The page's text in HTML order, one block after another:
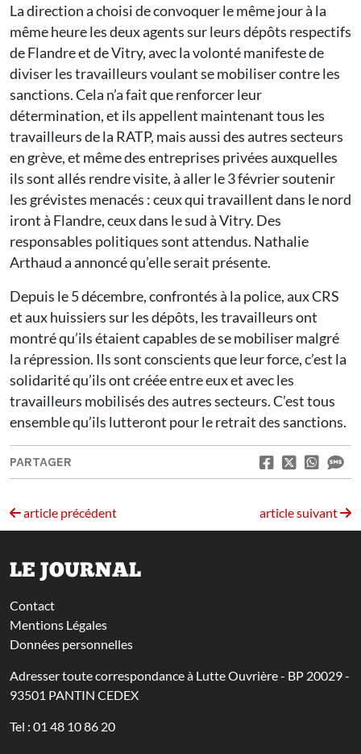
La direction a choisi de convoquer le même jour à la
même heure les deux agents sur leurs dépôts respectifs
de Flandre et de Vitry, avec la volonté manifeste de
diviser les travailleurs voulant se mobiliser contre les
sanctions. Cela n’a fait que renforcer leur
détermination, et ils appellent maintenant tous les
travailleurs de la RATP, mais aussi des autres secteurs
en grève, et même des entreprises privées auxquelles
ils sont allés rendre visite, à aller le 3 février soutenir
les grévistes menacés : ceux qui travaillent dans le nord
iront à Flandre, ceux dans le sud à Vitry. Des
responsables politiques sont attendus. Nathalie
Arthaud a annoncé qu’elle serait présente.
Depuis le 5 décembre, confrontés à la police, aux CRS
et aux huissiers sur les dépôts, les travailleurs ont
montré qu’ils étaient capables de se mobiliser malgré
la répression. Ils sont conscients que leur force, c’est la
solidarité qu’ils ont créée entre eux et avec les
travailleurs mobilisés des autres secteurs. C’est tous
ensemble qu’ils lutteront pour le retrait des sanctions.
PARTAGER
article précédent article suivant
LE JOURNAL
Contact
Mentions Légales
Données personnelles
Adresser toute correspondance à Lutte Ouvrière - BP 20029 -
93501 PANTIN CEDEX
Tel : 01 48 10 86 20